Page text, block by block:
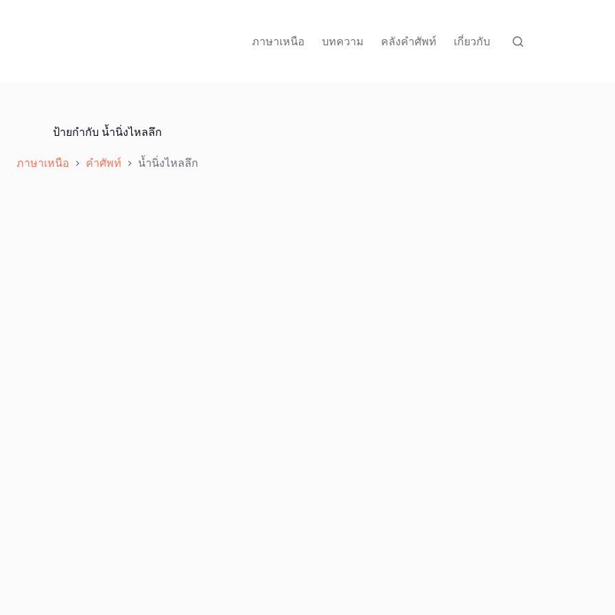
ภาษาเหนือ
บทความ คลังคำศัพท์ เกี่ยวกับ
ป้ายกำกับ น้ำนิ่งไหลลึก
ภาษาเหนือ คำศัพท์ น้ำนิ่งไหลลึก